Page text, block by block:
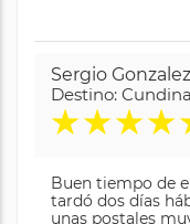
Sergio Gonzalez
Destino:
★★★★
Buen tiempo de
tardó dos días
unas postales